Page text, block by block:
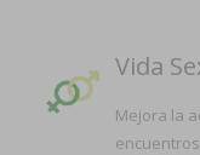
Vida
Mejora la